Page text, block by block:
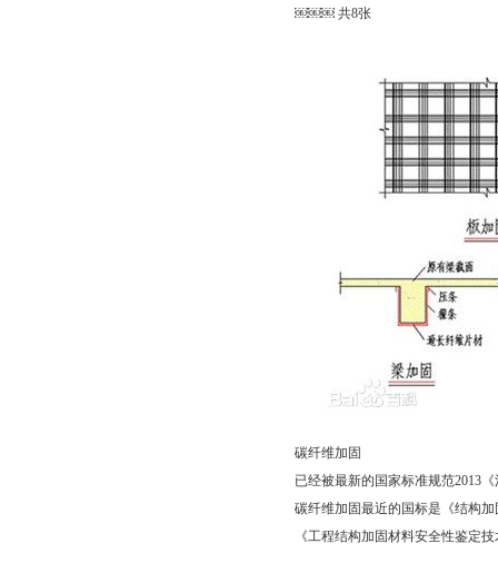
￼￼￼ 共8张
碳纤维加固
已经被最新的国家标准规范2013
碳纤维加固最近的国标是《结构加
《工程结构加固材料安全性鉴定